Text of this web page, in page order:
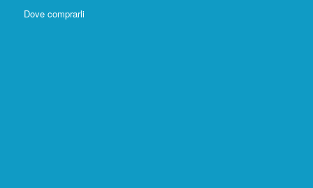
Dove comprarli